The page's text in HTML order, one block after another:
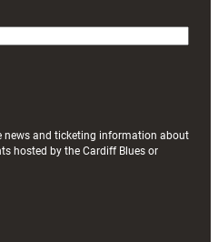
news and ticketing information about
hosted by the Cardiff Blues or